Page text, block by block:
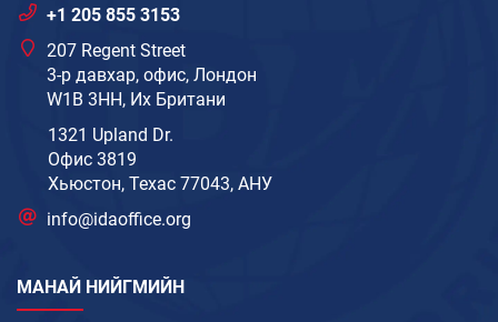
+1 205 855 3153
207 Regent Street
3-р давхар, офис, Лондон
W1B 3HH, Их Британи
1321 Upland Dr.
Офис 3819
Хьюстон, Техас 77043, АНУ
info@idaoffice.org
МАНАЙ НИЙГМИЙН